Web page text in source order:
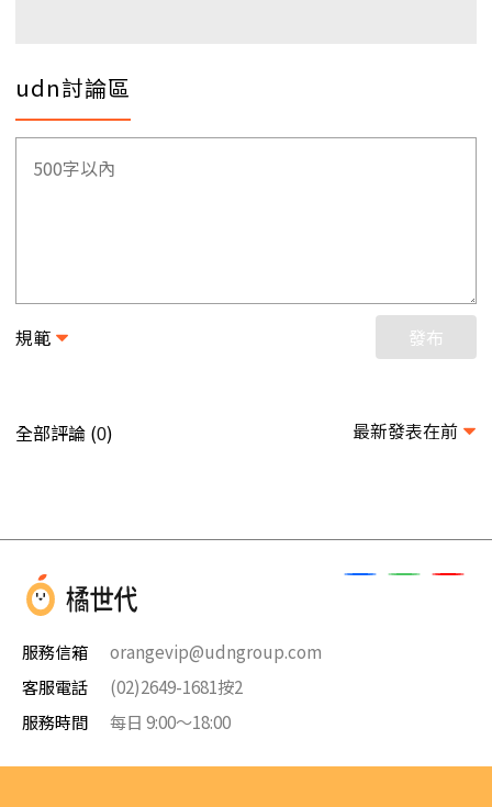
udn討論區
規範 發布
全部評論 (0) 最新發表在前
服務信箱
orangevip@udngroup.com
客服電話
(02)2649-1681按2
服務時間
每日 9:00～18:00